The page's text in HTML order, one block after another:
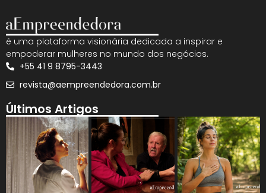
é uma plataforma visionária dedicada a inspirar e
empoderar mulheres no mundo dos negócios.
+55 41 9 8795-3443
revista@aempreendedora.com.br
Últimos Artigos